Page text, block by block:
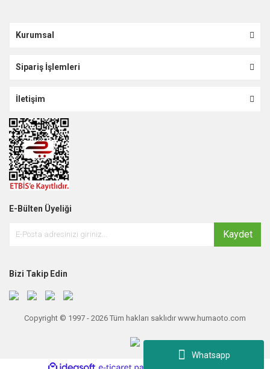
Whatsapp
Kurumsal
Sipariş İşlemleri
İletişim
E-Bülten Üyeliği
Kaydet
Bizi Takip Edin
Copyright © 1997 - 2026 Tüm hakları saklıdır www.humaoto.com
ideasoft